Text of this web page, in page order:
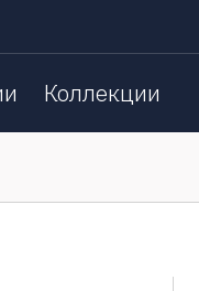
Коллекции